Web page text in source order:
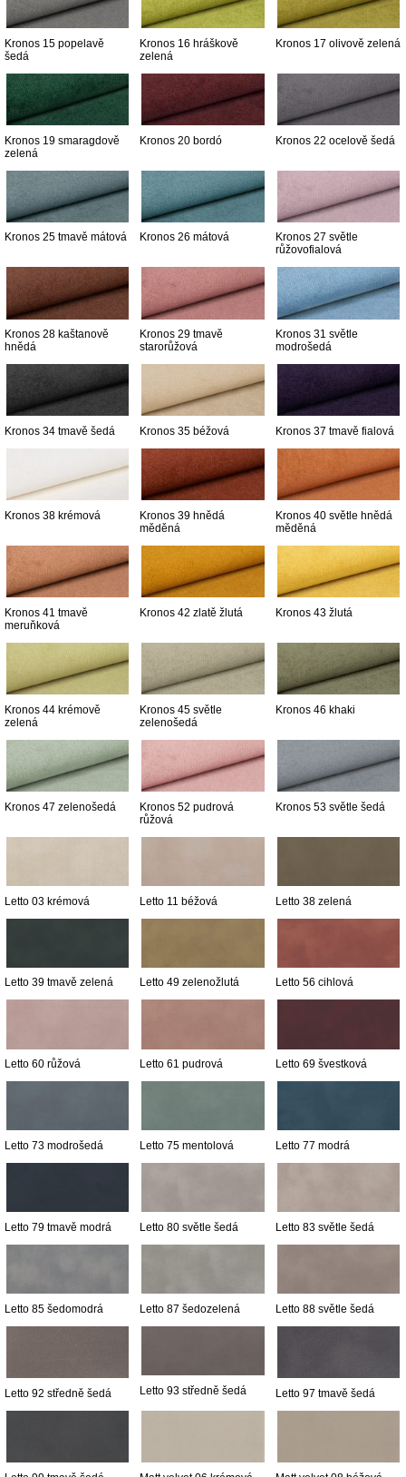
Kronos 15 popelavě
šedá
Kronos 16 hráškově
zelená
Kronos 17 olivově zelená
Kronos 19 smaragdově
zelená
Kronos 20 bordó Kronos 22 ocelově šedá
Kronos 25 tmavě mátová Kronos 26 mátová
Kronos 27 světle
růžovofialová
Kronos 28 kaštanově
hnědá
Kronos 29 tmavě
starorůžová
Kronos 31 světle
modrošedá
Kronos 34 tmavě šedá Kronos 35 béžová Kronos 37 tmavě fialová
Kronos 38 krémová
Kronos 39 hnědá
měděná
Kronos 40 světle hnědá
měděná
Kronos 41 tmavě
meruňková
Kronos 42 zlatě žlutá Kronos 43 žlutá
Kronos 44 krémově
zelená
Kronos 45 světle
zelenošedá
Kronos 46 khaki
Kronos 47 zelenošedá
Kronos 52 pudrová
růžová
Kronos 53 světle šedá
Letto 03 krémová Letto 11 béžová Letto 38 zelená
Letto 39 tmavě zelená Letto 49 zelenožlutá Letto 56 cihlová
Letto 60 růžová Letto 61 pudrová Letto 69 švestková
Letto 73 modrošedá Letto 75 mentolová Letto 77 modrá
Letto 79 tmavě modrá Letto 80 světle šedá Letto 83 světle šedá
Letto 85 šedomodrá Letto 87 šedozelená Letto 88 světle šedá
Letto 92 středně šedá Letto 93 středně šedá Letto 97 tmavě šedá